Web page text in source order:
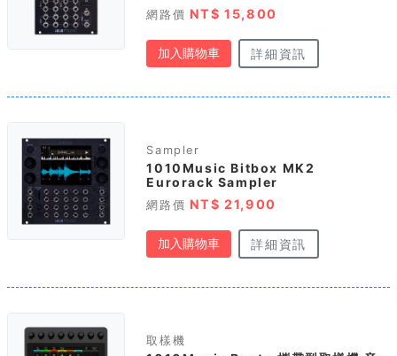
網路價 NT$ 15,800
加入購物車 詳細資訊
Sampler
1010Music Bitbox MK2
Eurorack Sampler
網路價 NT$ 21,900
加入購物車 詳細資訊
取樣機